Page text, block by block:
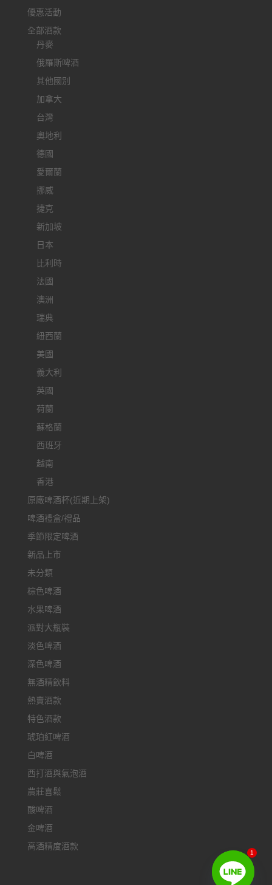
優惠活動
全部酒款
丹麥
俄羅斯啤酒
其他國別
加拿大
台灣
奧地利
德國
愛爾蘭
挪威
捷克
新加坡
日本
比利時
法國
澳洲
瑞典
紐西蘭
美國
義大利
英國
荷蘭
蘇格蘭
西班牙
越南
香港
原廠啤酒杯(近期上架)
啤酒禮盒/禮品
季節限定啤酒
新品上市
未分類
棕色啤酒
水果啤酒
派對大瓶裝
淡色啤酒
深色啤酒
無酒精飲料
熱賣酒款
特色酒款
琥珀紅啤酒
白啤酒
西打酒與氣泡酒
農莊喜鬆
酸啤酒
金啤酒
高酒精度酒款
1